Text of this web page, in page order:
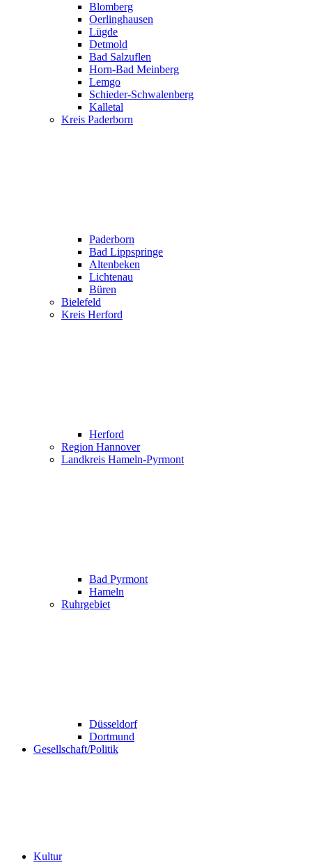
Blomberg
Oerlinghausen
Lügde
Detmold
Bad Salzuflen
Horn-Bad Meinberg
Lemgo
Schieder-Schwalenberg
Kalletal
Kreis Paderborn
Paderborn
Bad Lippspringe
Altenbeken
Lichtenau
Büren
Bielefeld
Kreis Herford
Herford
Region Hannover
Landkreis Hameln-Pyrmont
Bad Pyrmont
Hameln
Ruhrgebiet
Düsseldorf
Dortmund
Gesellschaft/Politik
Kultur